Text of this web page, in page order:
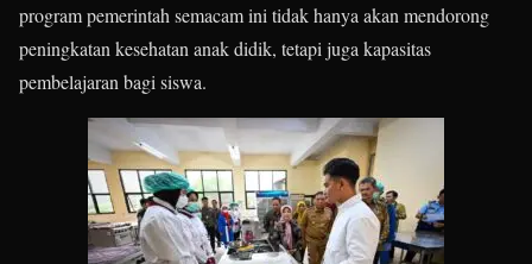
program pemerintah semacam ini tidak hanya akan mendorong
peningkatan kesehatan anak didik, tetapi juga kapasitas
pembelajaran bagi siswa.